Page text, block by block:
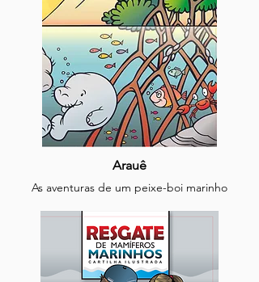
Arauê
As aventuras de um peixe-boi marinho